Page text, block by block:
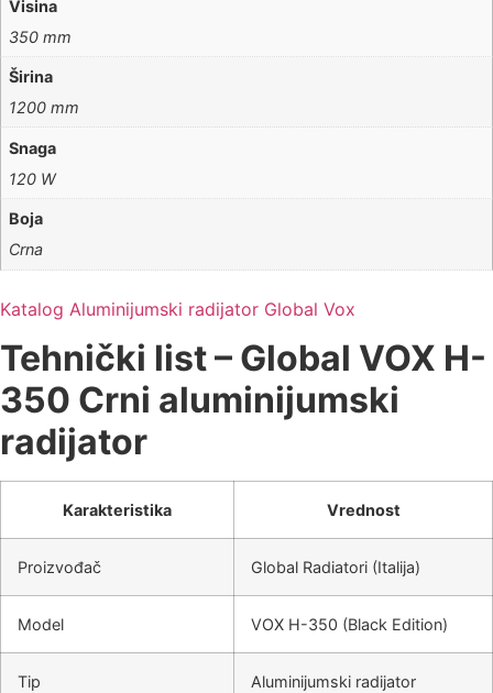
Visina
350 mm
Širina
1200 mm
Snaga
120 W
Boja
Crna
Katalog Aluminijumski radijator Global Vox
Tehnički list – Global VOX H-
350 Crni aluminijumski
radijator
Karakteristika Vrednost
Proizvođač Global Radiatori (Italija)
Model VOX H-350 (Black Edition)
Tip Aluminijumski radijator